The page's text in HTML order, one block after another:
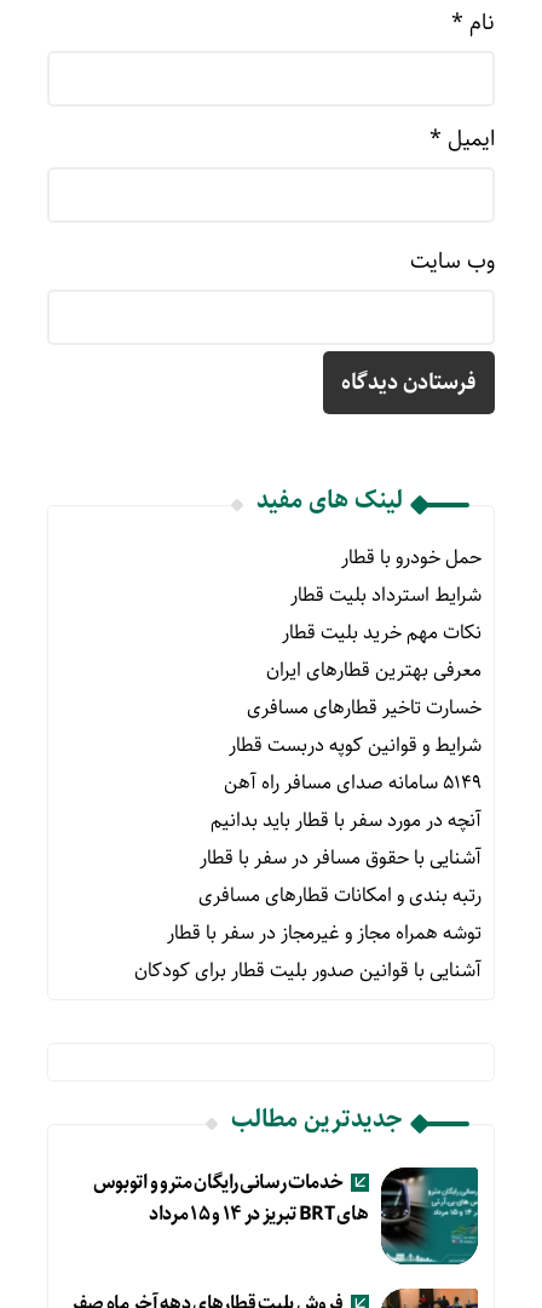
نام *
ایمیل *
وب‌ سایت
لینک های مفید
حمل خودرو با قطار
شرایط استرداد بلیت قطار
نکات مهم خرید بلیت قطار
معرفی بهترین قطارهای ایران
خسارت تاخیر قطارهای مسافری
شرایط و قوانین کوپه دربست قطار
۵۱۴۹ سامانه صدای مسافر راه آهن
آنچه در مورد سفر با قطار باید بدانیم
آشنایی با حقوق مسافر در سفر با قطار
رتبه بندی و امکانات قطارهای مسافری
توشه همراه مجاز و غیرمجاز در سفر با قطار
آشنایی با قوانین صدور بلیت قطار برای کودکان
جدیدترین مطالب
خدمات رسانی رایگان مترو و اتوبوس
های BRT تبریز در ۱۴ و ۱۵ مرداد